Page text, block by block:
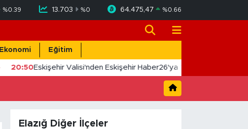
%0.39 13.703 %0 64.475,47 %0.66
Ekonomi Eğitim
20:50Eskişehir Valisi'nden Eskişehir Haber26'ya 10. Yıl Tebriği
Elazığ Diğer İlçeler